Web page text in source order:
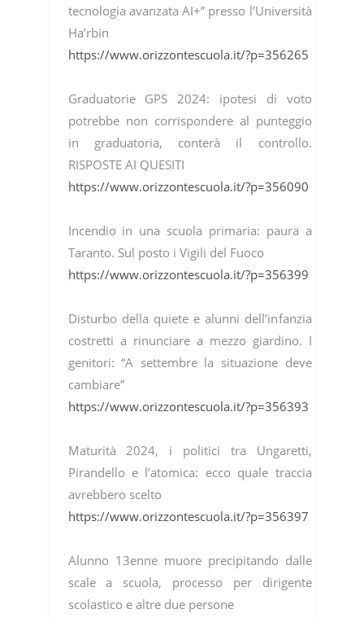
tecnologia avanzata AI+” presso l’Università
Ha’rbin
https://www.orizzontescuola.it/?p=356265
Graduatorie GPS 2024: ipotesi di voto
potrebbe non corrispondere al punteggio
in graduatoria, conterà il controllo.
RISPOSTE AI QUESITI
https://www.orizzontescuola.it/?p=356090
Incendio in una scuola primaria: paura a
Taranto. Sul posto i Vigili del Fuoco
https://www.orizzontescuola.it/?p=356399
Disturbo della quiete e alunni dell’infanzia
costretti a rinunciare a mezzo giardino. I
genitori: “A settembre la situazione deve
cambiare”
https://www.orizzontescuola.it/?p=356393
Maturità 2024, i politici tra Ungaretti,
Pirandello e l’atomica: ecco quale traccia
avrebbero scelto
https://www.orizzontescuola.it/?p=356397
Alunno 13enne muore precipitando dalle
scale a scuola, processo per dirigente
scolastico e altre due persone